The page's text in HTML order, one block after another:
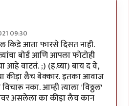
09:30
आवडले.byप्रचेतस
किडे आता फारसे दिसत नाही.
बोर्ड आणि आपला फोटोही
आहे वाटतं. ;) (ह.घ्या) बाय द वे,
कीड़ा लैच बेक्कार. इतका आवाज
नका. आम्ही त्याला 'विठ्ठल'
असलेला का कीड़ा लैच कान